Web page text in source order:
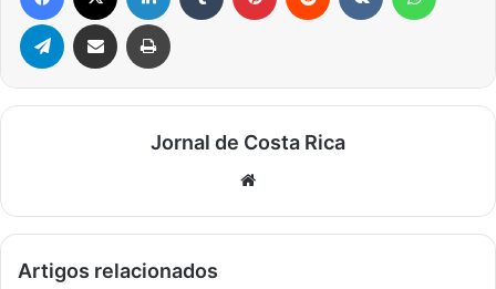
Telegram Compartilhar via e-mail Imprimir
Jornal de Costa Rica
Artigos relacionados